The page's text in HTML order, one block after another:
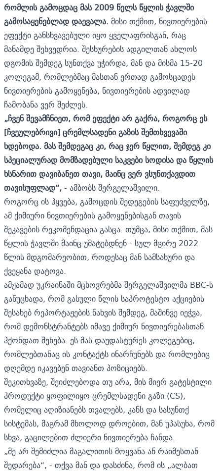
რომლის გამოცდაც მას 2009 წელს წყლის ჭავლში
გამოსაყენებლად დაევალა. მისი თქმით, ნივთიერების
ეფექტი განსხვავებული იყო ყველაფრისგან, რაც
მანამდე შეხვედრია. შესხურების ადგილთან ახლოს
დგომის შემდეგ სუნთქვა უჭირდა, მან და მისმა 15-20
კოლეგამ, რომლებმაც მასთან ერთად გამოსცადეს
ნივთიერების გამოყენება, ნივთიერების ადვილად
ჩამობანა ვერ შეძლეს.
„ჩვენ შევამჩნიეთ, რომ ეფექტი არ გაქრა, როგორც ეს
[ჩვეულებრივი] ცრემლსადენი გაზის შემთხვევაში
ხდებოდა. მას შემდეგაც კი, რაც ჯერ წყლით, შემდეგ კი
სპეციალურად მომზადებული საკვები სოდისა და წყლის
ხსნარით დავიბანეთ თავი, მაინც ვერ ვსუნთქავდით
თავისუფლად“,- ამბობს შერგელაშვილი.
როგორც ის ჰყვება, გამოცდის შედეგების საფუძველზე,
ამ ქიმიური ნივთიერების გამოყენებისგან თავის
შეკავების რეკომენდაცია გასცა. თუმცა, მისი თქმით, მას
წყლის ჭავლში მაინც უმატებდნენ - სულ მცირე 2022
წლის მდგომარეობით, როდესაც მან სამსახური და
ქვეყანა დატოვა.
ამჟამად უკრაინაში მცხოვრებმა შერგელაშვილმა BBC-ს
განუცხადა, რომ გასული წლის საპროტესტო აქციების
შესახებ რეპორტაჟების ნახვის შემდეგ, მაშინვე იეჭვა,
რომ დემონსტრანტებს იმავე ქიმიურ ნივთიერებასთან
ჰქონდათ შეხება. ეს მას დაუდასტურეს კოლეგებიც,
რომლებთანაც ის კონტაქტს ინარჩუნებს და რომლებიც
დღემდე იკავებენ თავიანთ პოზიციებს.
შეკითხვაზე, შეიძლებოდა თუ არა, მის მიერ გატესტილი
პროდუქტი ყოფილიყო ცრემლსადენი გაზი (CS),
რომელიც აღიზიანებს თვალებს, კანს და სასუნთქ
სისტემას, მაგრამ მხოლოდ დროებით, მან უპასუხა, რომ
სხვა, გაცილებით ძლიერი ნივთიერება ჩანდა.
„მე არ შემიძლია მაგალითის მოყვანა ან რაიმესთან
შედარება“, - თქვა მან და დასძინა, რომ ის „ალბათ